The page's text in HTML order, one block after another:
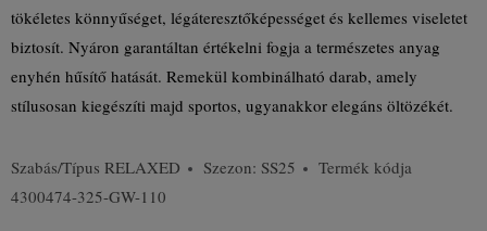
tökéletes könnyűséget, légáteresztőképességet és kellemes viseletet
biztosít. Nyáron garantáltan értékelni fogja a természetes anyag
enyhén hűsítő hatását. Remekül kombinálható darab, amely
stílusosan kiegészíti majd sportos, ugyanakkor elegáns öltözékét.
Szabás/Típus RELAXED Szezon: SS25
Termék kódja
4300474-325-GW-110